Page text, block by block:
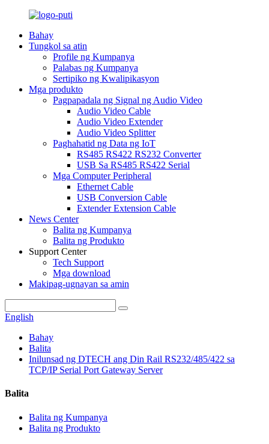
Bahay
Tungkol sa atin
Profile ng Kumpanya
Palabas ng Kumpanya
Sertipiko ng Kwalipikasyon
Mga produkto
Pagpapadala ng Signal ng Audio Video
Audio Video Cable
Audio Video Extender
Audio Video Splitter
Paghahatid ng Data ng IoT
RS485 RS422 RS232 Converter
USB Sa RS485 RS422 Serial
Mga Computer Peripheral
Ethernet Cable
USB Conversion Cable
Extender Extension Cable
News Center
Balita ng Kumpanya
Balita ng Produkto
Support Center
Tech Support
Mga download
Makipag-ugnayan sa amin
English
Bahay
Balita
Inilunsad ng DTECH ang Din Rail RS232/485/422 sa
TCP/IP Serial Port Gateway Server
Balita
Balita ng Kumpanya
Balita ng Produkto